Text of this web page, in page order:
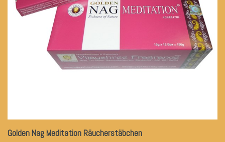
Golden Nag Meditation Räucherstäbchen